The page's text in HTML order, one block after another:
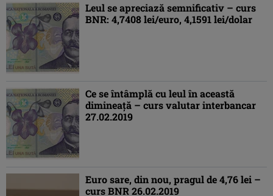
Leul se apreciază semnificativ – curs
BNR: 4,7408 lei/euro, 4,1591 lei/dolar
Ce se întâmplă cu leul în această
dimineaţă – curs valutar interbancar
27.02.2019
Euro sare, din nou, pragul de 4,76 lei –
curs BNR 26.02.2019